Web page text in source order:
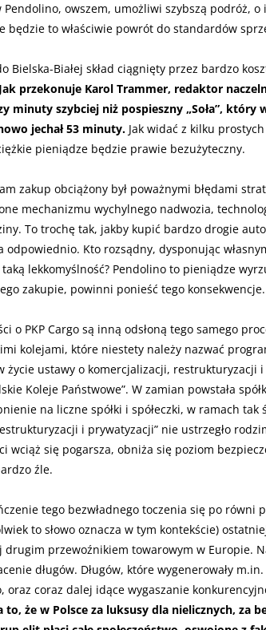
Pendolino, owszem, umożliwi szybszą podróż,
będzie to właściwie powrót do standardów
Bielska-Białej skład ciągnięty przez bardzo
Jak przekonuje Karol Trammer, redaktor
minuty szybciej niż pospieszny „Soła”, który
jechał 53 minuty. Jak widać z kilku
pieniądze będzie prawie bezużyteczny.
zakup obciążony był poważnymi błędami
mechanizmu wychylnego nadwozia,
To trochę tak, jakby kupić bardzo drogie
odpowiednio. Kto rozsądny, dysponując
lekkomyślność? Pendolino to pieniądze
zakupie, powinni ponieść tego
o PKP Cargo są inną odsłoną tego samego
kolejami, które niestety należy nazwać
życie ustawy o komercjalizacji, restrukturyzacji
Koleje Państwowe”. W zamian powstała
na liczne spółki i spółeczki, w ramach
i prywatyzacji” nie ustrzegło
wciąż się pogarsza, obniża się poziom
źle.
tego bezwładnego toczenia się po równi
to słowo oznacza w tym kontekście)
drugim przewoźnikiem towarowym w Europie.
długów. Długów, które wygenerowały
oraz coraz dalej idące wygaszanie
że w Polsce za luksusy dla nielicznych, za